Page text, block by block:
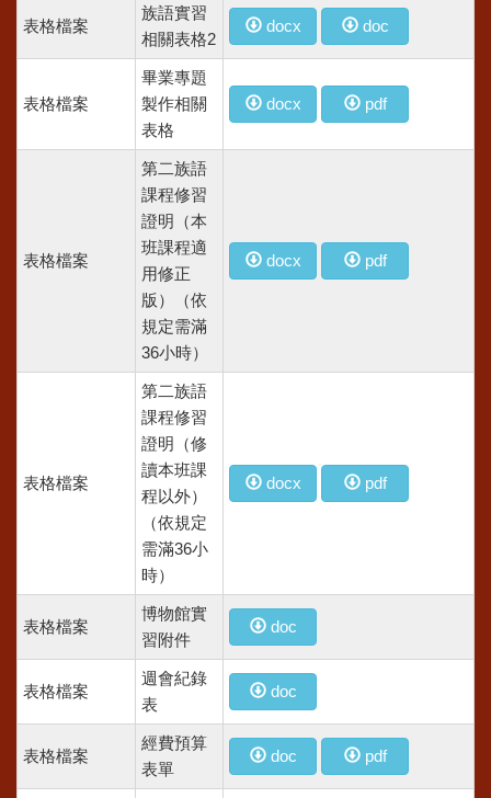
表格檔案
族語實習
相關表格2
docx doc
表格檔案
畢業專題
製作相關
表格
docx pdf
表格檔案
第二族語
課程修習
證明（本
班課程適
用修正
版）（依
規定需滿
36小時）
docx pdf
表格檔案
第二族語
課程修習
證明（修
讀本班課
程以外）
（依規定
需滿36小
時）
docx pdf
表格檔案
博物館實
習附件
doc
表格檔案
週會紀錄
表
doc
表格檔案
經費預算
表單
doc pdf